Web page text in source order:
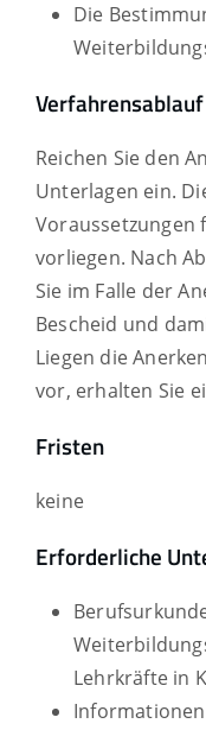
Die
Verfahrensablauf
Reichen Sie den
Unterlagen ein.
Voraussetzungen
vorliegen. Nach
Sie im Falle der
Bescheid und
Liegen die
vor, erhalten Sie
Fristen
keine
Erforderliche
Lehrkräfte in